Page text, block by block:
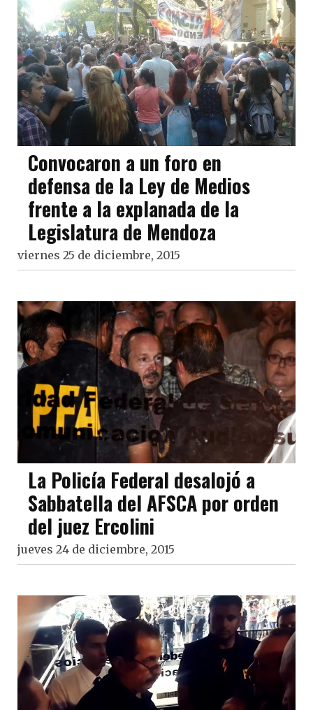
Convocaron a un foro en
defensa de la Ley de Medios
frente a la explanada de la
Legislatura de Mendoza
viernes 25 de diciembre, 2015
La Policía Federal desalojó a
Sabbatella del AFSCA por orden
del juez Ercolini
jueves 24 de diciembre, 2015